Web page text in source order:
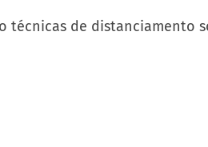
técnicas de distanciamento